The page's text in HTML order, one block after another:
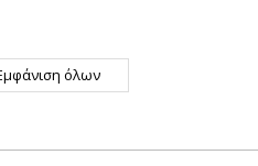
όλων